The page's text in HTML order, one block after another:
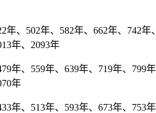
、502年、582年、662年、742年
年、2093年
、559年、639年、719年、799
年
、513年、593年、673年、753